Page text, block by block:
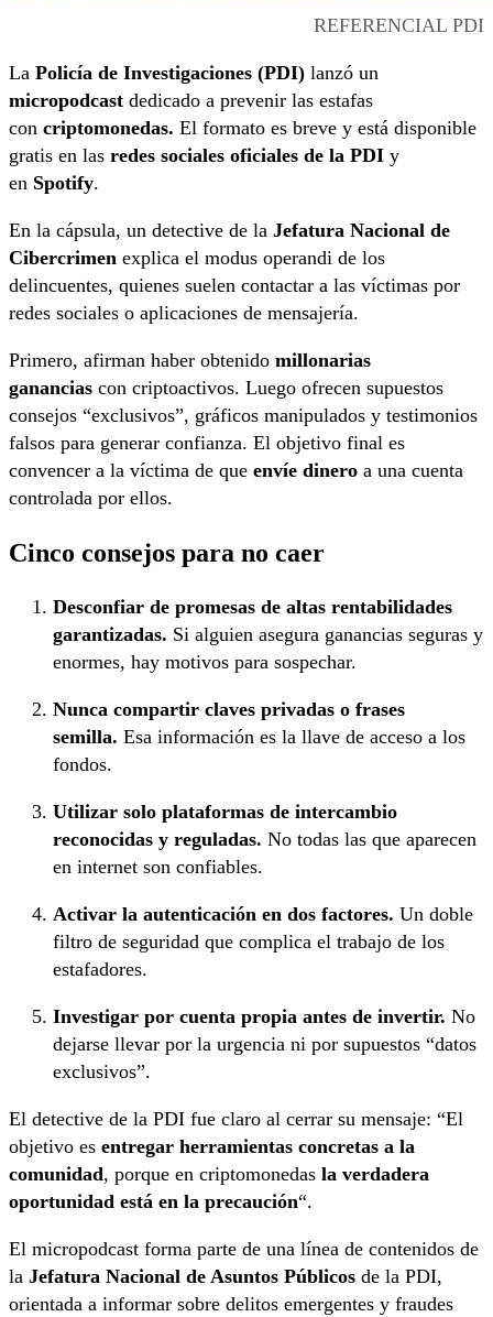
REFERENCIAL PDI
La Policía de Investigaciones (PDI) lanzó un
micropodcast dedicado a prevenir las estafas
con criptomonedas. El formato es breve y está disponible
gratis en las redes sociales oficiales de la PDI y
en Spotify.
En la cápsula, un detective de la Jefatura Nacional de
Cibercrimen explica el modus operandi de los
delincuentes, quienes suelen contactar a las víctimas por
redes sociales o aplicaciones de mensajería.
Primero, afirman haber obtenido millonarias
ganancias con criptoactivos. Luego ofrecen supuestos
consejos “exclusivos”, gráficos manipulados y testimonios
falsos para generar confianza. El objetivo final es
convencer a la víctima de que envíe dinero a una cuenta
controlada por ellos.
Cinco consejos para no caer
Desconfiar de promesas de altas rentabilidades
garantizadas. Si alguien asegura ganancias seguras y
enormes, hay motivos para sospechar.
Nunca compartir claves privadas o frases
semilla. Esa información es la llave de acceso a los
fondos.
Utilizar solo plataformas de intercambio
reconocidas y reguladas. No todas las que aparecen
en internet son confiables.
Activar la autenticación en dos factores. Un doble
filtro de seguridad que complica el trabajo de los
estafadores.
Investigar por cuenta propia antes de invertir. No
dejarse llevar por la urgencia ni por supuestos “datos
exclusivos”.
El detective de la PDI fue claro al cerrar su mensaje: “El
objetivo es entregar herramientas concretas a la
comunidad, porque en criptomonedas la verdadera
oportunidad está en la precaución“.
El micropodcast forma parte de una línea de contenidos de
la Jefatura Nacional de Asuntos Públicos de la PDI,
orientada a informar sobre delitos emergentes y fraudes